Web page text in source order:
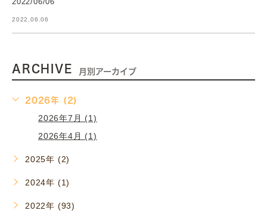
2022.06.06
ARCHIVE 月別アーカイブ
2026年 (2)
2026年7月 (1)
2026年4月 (1)
2025年 (2)
2024年 (1)
2022年 (93)